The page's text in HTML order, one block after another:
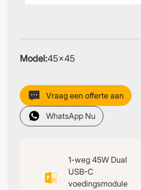
Model:45×45
Vraag een offerte aan
WhatsApp Nu
1-weg 45W Dual
USB-C
voedingsmodule